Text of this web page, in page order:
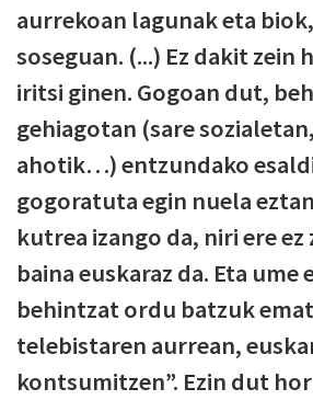
aurrekoan lagunak eta
soseguan. (...) Ez dakit
iritsi ginen. Gogoan dut,
gehiagotan (sare
ahotik…) entzundako
gogoratuta egin nuela
kutrea izango da, niri ere
baina euskaraz da. Eta ume
behintzat ordu batzuk
telebistaren aurrean,
kontsumitzen”. Ezin dut